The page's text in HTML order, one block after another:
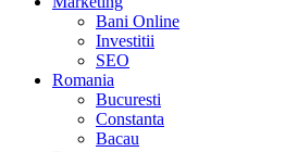
Bani Online
Investitii
SEO
Romania
Bucuresti
Constanta
Bacau